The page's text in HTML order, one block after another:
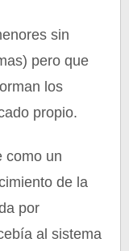
sin
pero que
los
propio.
como un
de la
por
al sistema